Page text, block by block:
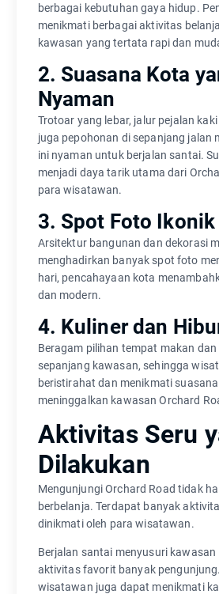
berbagai kebutuhan gaya hidup.
menikmati berbagai aktivitas
kawasan yang tertata rapi dan
2. Suasana Kota
Nyaman
Trotoar yang lebar, jalur pejalan
juga pepohonan di sepanjang jalan
ini nyaman untuk berjalan santai.
menjadi daya tarik utama dari
para wisatawan.
3. Spot Foto Ikonik
Arsitektur bangunan dan dekorasi
menghadirkan banyak spot foto
hari, pencahayaan kota
dan modern.
4. Kuliner dan
Beragam pilihan tempat makan
sepanjang kawasan, sehingga
beristirahat dan menikmati
meninggalkan kawasan Orchard
Aktivitas Seru
Dilakukan
Mengunjungi Orchard Road tidak
berbelanja. Terdapat banyak
dinikmati oleh para wisatawan.
Berjalan santai menyusuri kawasan
aktivitas favorit banyak
wisatawan juga dapat menikmati